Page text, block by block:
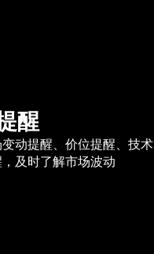
醒
动提醒、价位提醒、技术
及时了解市场波动